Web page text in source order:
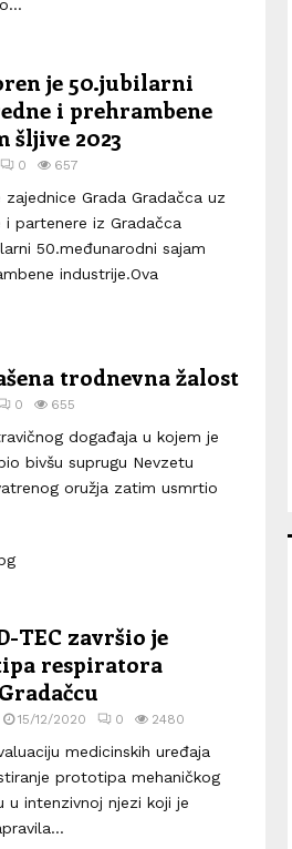
je 50.jubilarni
i prehrambene
šljive 2023
0 657
Grada Gradačca uz
partenere iz Gradačca
50.međunarodni sajam
industrije.Ova
trodnevna žalost
0 655
događaja u kojem je
bivšu suprugu Nevzetu
oružja zatim usmrtio
TEC završio je
respiratora
15/12/2020 0 2480
medicinskih uređaja
prototipa mehaničkog
intenzivnoj njezi koji je